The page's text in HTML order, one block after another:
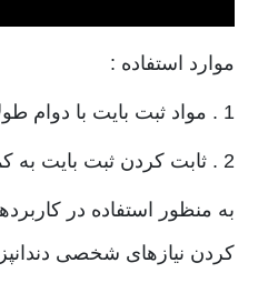
موارد استفاده :
1 . مواد ثبت بایت با دوام طولانی مدت
2 . ثابت کردن ثبت بایت به کمک حفظ facebow
به منظور استفاده در
کردن نیازهای شخصی